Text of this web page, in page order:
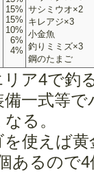
15%
15%
10%
6%
4%
サシミウオ×2
キレアジ×3
小金魚
釣りミミズ×3
鋼のたまご
リア4で釣
一式等
る。
使えば
あるので